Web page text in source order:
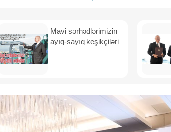
Mavi sərhədlərimizin
ayıq-sayıq keşikçiləri